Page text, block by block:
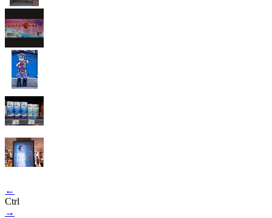
←
Ctrl
→